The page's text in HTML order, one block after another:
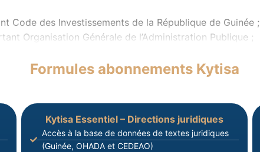
Code des Investissements de la République de Guinée ;
Organisation Générale de l’Administration Publique ;
Formules abonnements Kytisa
Kytisa Essentiel – Directions juridiques
Accès à la base de données de textes juridiques
(Guinée, OHADA et CEDEAO)